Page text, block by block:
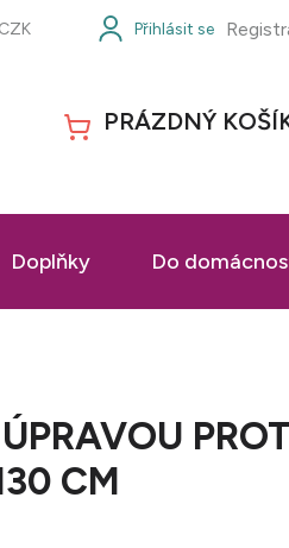
CZK
NÁKUPNÍ
PRÁZDNÝ
Doplňky Do
CM